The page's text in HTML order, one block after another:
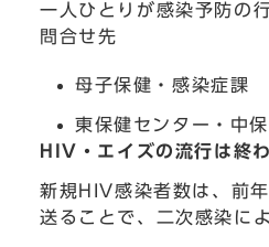
一人ひとりが感染予防の
問合せ先
母子保健・感染症
東保健センター・中
HIV・エイズの流行は終
新規HIV感染者数は、前
送ることで、二次感染に